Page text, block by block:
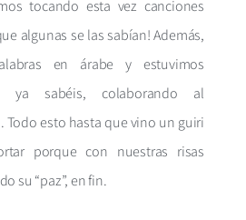
tocando esta vez canciones
algunas se las sabían! Además,
en árabe y estuvimos
ya sabéis, colaborando al
esto hasta que vino un guiri
porque con nuestras risas
su “paz”, en fin.